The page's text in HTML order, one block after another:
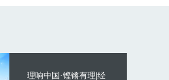
理响中国·铿锵有理|经